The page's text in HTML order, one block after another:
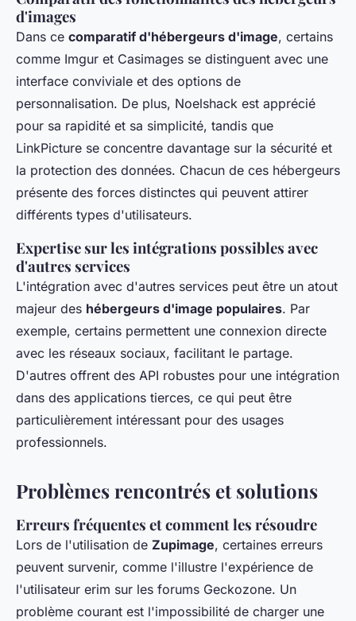
d'images
Dans ce comparatif d'hébergeurs d'image, certains
comme Imgur et Casimages se distinguent avec une
interface conviviale et des options de
personnalisation. De plus, Noelshack est apprécié
pour sa rapidité et sa simplicité, tandis que
LinkPicture se concentre davantage sur la sécurité et
la protection des données. Chacun de ces hébergeurs
présente des forces distinctes qui peuvent attirer
différents types d'utilisateurs.
Expertise sur les intégrations possibles avec
d'autres services
L'intégration avec d'autres services peut être un atout
majeur des hébergeurs d'image populaires. Par
exemple, certains permettent une connexion directe
avec les réseaux sociaux, facilitant le partage.
D'autres offrent des API robustes pour une intégration
dans des applications tierces, ce qui peut être
particulièrement intéressant pour des usages
professionnels.
Problèmes rencontrés et solutions
Erreurs fréquentes et comment les résoudre
Lors de l'utilisation de Zupimage, certaines erreurs
peuvent survenir, comme l'illustre l'expérience de
l'utilisateur erim sur les forums Geckozone. Un
problème courant est l'impossibilité de charger une